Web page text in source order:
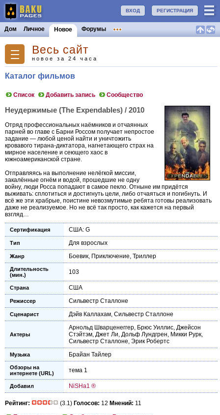
РЕГИСТРАЦИЯ
ВХОД
Дом Личное Новое Форумы
Весь сайт
новое за 24 часа
Каталог фильмов
Список Добавить запись Сообщество
Неудержимые (The Expendables) / 2010
Отряд профессиональных наёмников и отчаянных
парней во главе с Барни Россом получает непростое
задание — любой ценой найти и уничтожить
кровавого тирана-диктатора, нагнетающего страх на
мирное население и сеющего хаос в
южноамериканской стране.
Отправляясь на выполнение нелёгкой миссии,
закалённые огнём и водой, прошедшие не одну
войну, люди Росса попадают в самое пекло. Отныне им придётся
выживать: сплотиться и достигнуть цели, либо отчаяться и погибнуть. И
всё же эти храбрые, поистине невозмутимые ребята готовы реализовать
даже не реализуемое. Но не всё так просто, как кажется на первый
взгляд…
Сертификация США: G
Тип Для взрослых
Жанр Боевик, Приключение, Триллер
Длительность
(мин.)
103
Страна США
Режиссер Сильвестр Сталлоне
Сценарист Дэйв Каллахам, Сильвестр Сталлоне
Актеры
Арнольд Шварценеггер, Брюс Уиллис, Джейсон
Стэйтэм, Джет Ли, Дольф Лундгрен, Микки Рурк,
Сильвестр Сталлоне, Эрик Робертс
Музыка Брайан Тайлер
Обзоры на
интернете (URL)
тема 1
Добавил NiSHa1 ®
Рейтинг: (3.1) Голосов: 12 Мнений: 11